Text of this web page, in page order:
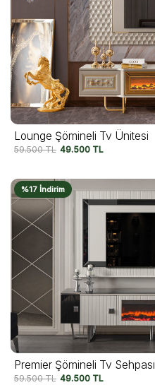
Lounge Şömineli Tv Ünitesi
59.500TL 49.500 TL
%17 İndirim
Premier Şömineli Tv Sehpası
59.500TL 49.500 TL